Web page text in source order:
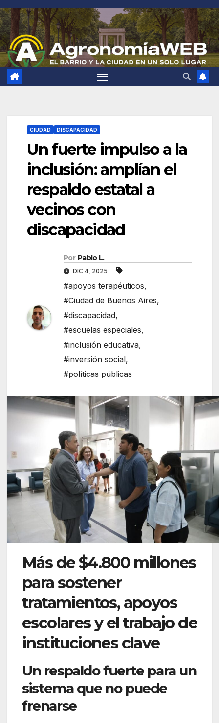
Saltar
al
contenido
CIUDAD DISCAPACIDAD
Un fuerte impulso a la
inclusión: amplían el
respaldo estatal a
vecinos con
discapacidad
Por Pablo L.
DIC 4, 2025
#apoyos terapéuticos,
#Ciudad de Buenos Aires,
#discapacidad,
#escuelas especiales,
#inclusión educativa,
#inversión social,
#políticas públicas
Más de $4.800 millones
para sostener
tratamientos, apoyos
escolares y el trabajo de
instituciones clave
Un respaldo fuerte para un
sistema que no puede
frenarse